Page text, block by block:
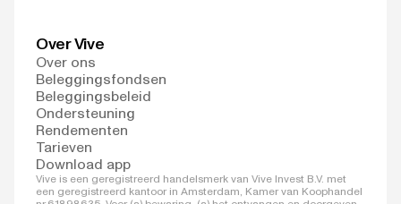
Over Vive
Over ons
Beleggingsfondsen
Beleggingsbeleid
Ondersteuning
Rendementen
Tarieven
Download app
Vive is een geregistreerd handelsmerk van Vive Invest B.V. met
een geregistreerd kantoor in Amsterdam, Kamer van Koophandel